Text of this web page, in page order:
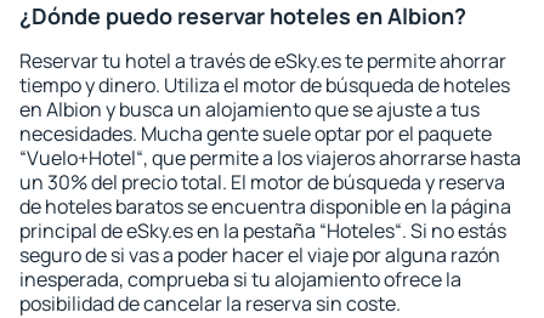
¿Dónde puedo reservar hoteles en Albion?
Reservar tu hotel a través de eSky.es te permite ahorrar
tiempo y dinero. Utiliza el motor de búsqueda de hoteles
en Albion y busca un alojamiento que se ajuste a tus
necesidades. Mucha gente suele optar por el paquete
“Vuelo+Hotel“, que permite a los viajeros ahorrarse hasta
un 30% del precio total. El motor de búsqueda y reserva
de hoteles baratos se encuentra disponible en la página
principal de eSky.es en la pestaña “Hoteles“. Si no estás
seguro de si vas a poder hacer el viaje por alguna razón
inesperada, comprueba si tu alojamiento ofrece la
posibilidad de cancelar la reserva sin coste.